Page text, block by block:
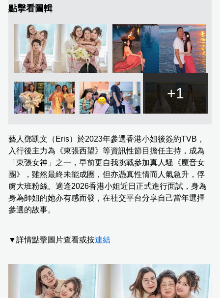
點擊看圖輯
+1
藝人鄧凱文（Eris）於2023年參選香港小姐後簽約TVB，
入行後主力為《東張西望》等資訊性節目擔任主持，成為
「東張女神」之一，早前更自我挑戰參加真人騷《魔音女
團》，雖然最終未能成團，但亦憑真性情而人氣急升，俘
虜大班粉絲。適逢2026香港小姐近日正式進行面試，身為
身為師姐的她亦有感而發，在社交平台分享自己當年選擇
參選的故事。
▼詳情點擊圖片查看或按連結